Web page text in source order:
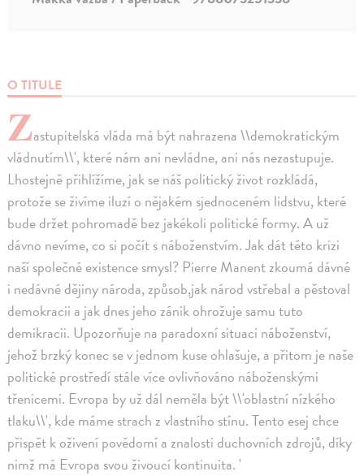
O TITULE
Zastupitelská vláda má být nahrazena \\demokratickým
vládnutím\\', které nám ani nevládne, ani nás nezastupuje.
Lhostejně přihlížíme, jak se náš politický život rozkládá,
protože se živíme iluzí o nějakém sjednoceném lidstvu, které
bude držet pohromadě bez jakékoli politické formy. A už
dávno nevíme, co si počít s náboženstvím. Jak dát této krizi
naší společné existence smysl? Pierre Manent zkoumá dávné
i nedávné dějiny národa, způsob,jak národ vstřebal a pěstoval
demokracii a jak dnes jeho zánik ohrožuje samu tuto
demikracii. Upozorňuje na paradoxní situaci náboženství,
jehož brzký konec se v jednom kuse ohlašuje, a přitom je naše
politické prostředí stále více ovlivňováno náboženskými
třenicemi. Evropa by už dál neměla být \\'oblastní nízkého
tlaku\\', kde máme strach z vlastního stínu. Tento esej chce
přispět k oživení povědomí a znalosti duchovních zdrojů, díky
nimž má Evropa svou živoucí kontinuita. '